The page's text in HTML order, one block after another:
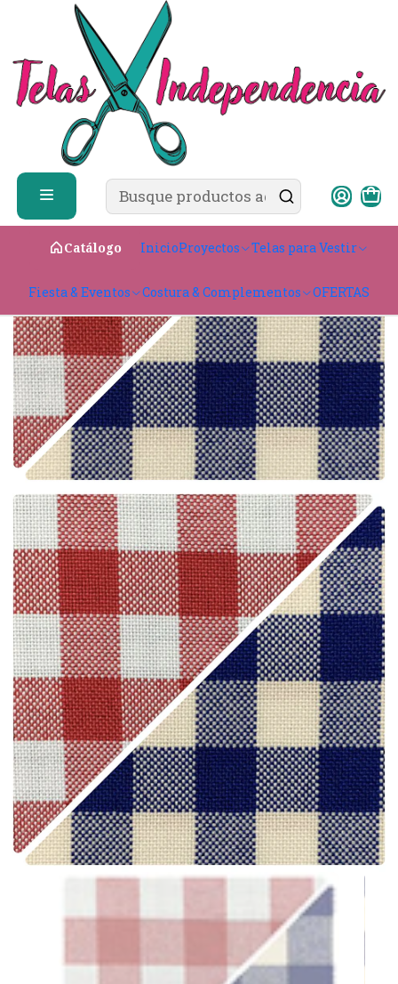
Catálogo InicioProyectos Telas para Vestir
Fiesta & Eventos Costura & Complementos OFERTAS
✨ ¿Cómo comprar?
Telas para Vestir
Bistrech
Biestrech